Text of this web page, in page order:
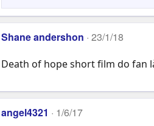
Shane andershon 23/1/18
Death of hope short film do fan
angel4321 1/6/17